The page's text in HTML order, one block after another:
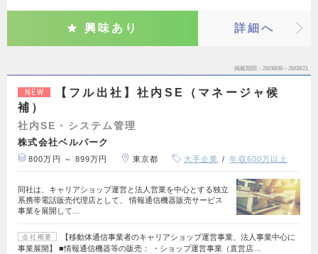
興味あり 詳細へ
掲載期間 26/08/08～26/08/21
NEW
【フル出社】社内SE（マネージャ候
補）
社内SE・システム管理
株式会社ベルパーク
800万円 ～ 899万円 東京都 大手企業 年収600万以上
同社は、キャリアショップ運営と法人営業を中心とする独立
系携帯電話販売代理店として、 情報通信機器販売サービス
事業を展開して…
会社概要
【移動体通信事業者のキャリアショップ運営事業、法人事業中心に
事業展開】 ■情報通信機器等の販売： ・ショップ運営事業（直営店…